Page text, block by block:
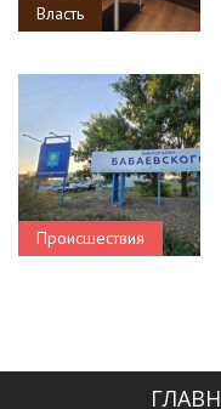
Власть
Происшествия